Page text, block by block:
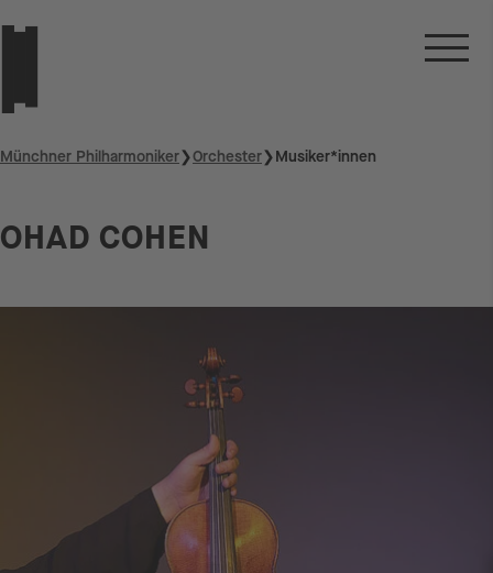
Münchner Philharmoniker❯Orchester❯Musiker*innen
OHAD COHEN